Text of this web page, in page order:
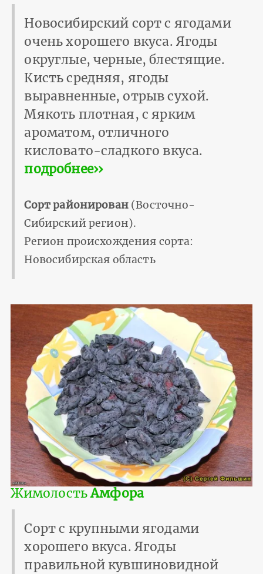
Новосибирский сорт с ягодами
очень хорошего вкуса. Ягоды
округлые, черные, блестящие.
Кисть средняя, ягоды
выравненные, отрыв сухой.
Мякоть плотная, с ярким
ароматом, отличного
кисловато-сладкого вкуса.
подробнее››
Сорт районирован(Восточно-
Сибирский регион).
Регион происхождения сорта:
Новосибирская область
ЖимолостьАмфора
Сорт с крупными ягодами
хорошего вкуса. Ягоды
правильной кувшиновидной